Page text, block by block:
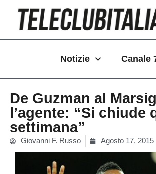
contenuto
Notizie Canale
De Guzman al
l’agente: “Si chiude
settimana”
Giovanni F. Russo Agosto 17, 2015